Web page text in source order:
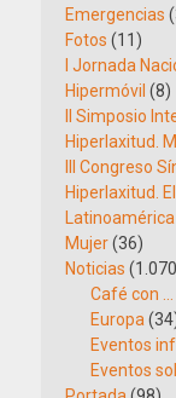
Emergencias
Fotos (11)
I Jornada
Hipermóvil (8)
II Simposio
Hiperlaxitud.
III Congreso
Hiperlaxitud.
Latinoamérica
Mujer(36)
Noticias
Café con …
Europa
Eventos
Eventos